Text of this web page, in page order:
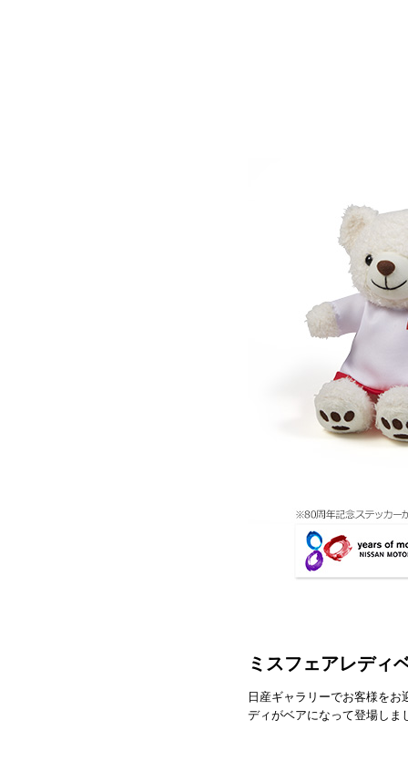
ミスフェアレディ
日産ギャラリーでお客様を
ディがベアになって登場しま